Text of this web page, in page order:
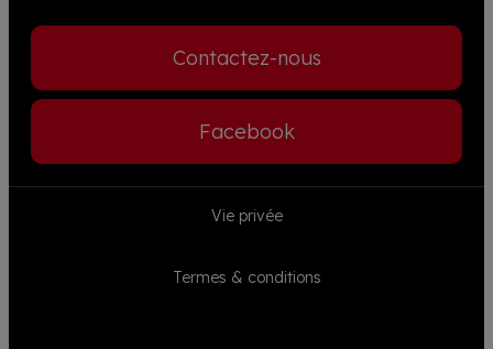
Contactez-nous
Facebook
Footer
Vie privée
Termes & conditions